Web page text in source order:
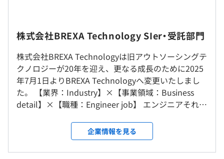
知識、HTML5、
・既存の分散している機能の掌握、キャリアシステム情報
システム側との折衝
■身につくスキル
・要件定義、機能定義など上流工程のスキル
・プロジェクトマネジメント能力（複数プロジェクトのマ
ネジメントスキル／顧客折衝／ヒアリング／提案)
りません。
就業場所の変更範囲
＜雇入時＞
弊社広島インテグレーション支店および自宅
＜変更範囲＞
弊社の指定する就業先（顧客先 等）
受動喫煙防止措置に関する事項
（※想定年収は年収提示額を保証するものではありません）
9：00～18：00
休憩時間：12:00〜13:00（60分）
平均残業時間：平均10～15時間／月
株式会社BREXA Technology SIer・受託部門
株式会社BREXA Technologyは旧アウトソーシングテ
クノロジーが20年を迎え、更なる成長のために2025
年7月1日よりBREXA Technologyへ変更いたしまし
た。 【業界：Industry】×【事業領域：Business
detail】×【職種：Engineer job】 エンジニアそれぞ
■業界：Industry 製造、建設、医薬、情報通信、金
融、官公庁、医療・福祉、物流、小売 etc. ■事業領
域：Business detail 人材派遣、SES、業務請負（常
企業情報を見る